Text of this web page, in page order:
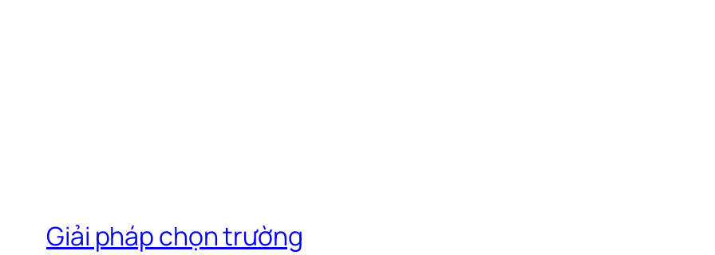
Giải pháp chọn trường